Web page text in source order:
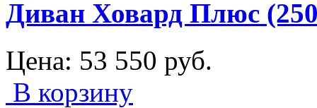
Диван Ховард Плюс
Цена: 53 550 руб.
В корзину